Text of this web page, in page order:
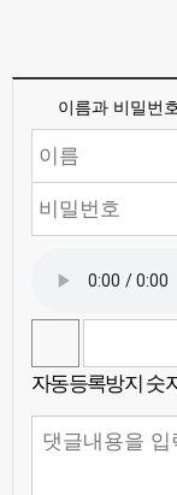
이름과 비밀번
자동등록방지 숫